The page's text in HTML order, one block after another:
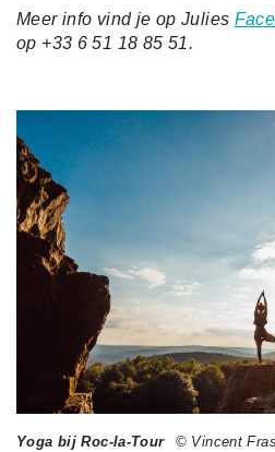
Meer info vind je op Julies
op +33 6 51 18 85 51.
Yoga bij Roc-la-Tour © Vincent